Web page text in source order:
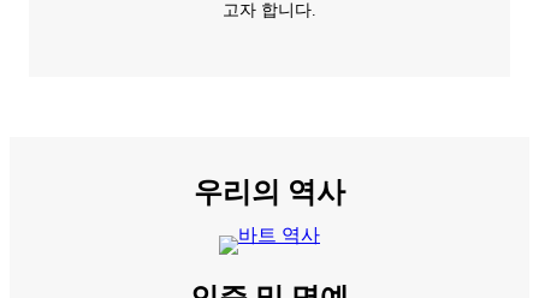
고자 합니다.
우리의 역사